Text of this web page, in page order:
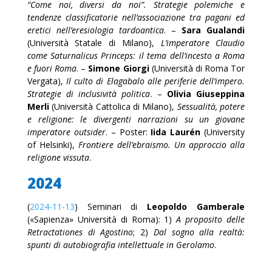
“Come noi, diversi da noi”. Strategie polemiche e
tendenze classificatorie nell’associazione tra pagani ed
eretici nell’eresiologia tardoantica. – Sara Gualandi
(Università Statale di Milano), L’imperatore Claudio
come Saturnalicus Princeps: il tema dell’incesto a Roma
e fuori Roma. – Simone Giorgi(Università di Roma Tor
Vergata), Il culto di Elagabalo alle periferie dell’impero.
Strategie di inclusività politica. – Olivia Giuseppina
Merli(Università Cattolica di Milano), Sessualità, potere
e religione: le divergenti narrazioni su un giovane
imperatore outsider. – Poster: Iida Laurén (University
of Helsinki), Frontiere dell’ebraismo. Un approccio alla
religione vissuta.
2024
(2024-11-13) Seminari di Leopoldo Gamberale
(«Sapienza» Università di Roma): 1)A proposito delle
Retractationes di Agostino; 2) Dal sogno alla realtà:
spunti di autobiografia intellettuale in Gerolamo.